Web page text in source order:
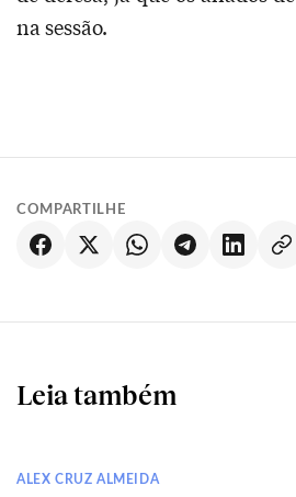
na sessão.
COMPARTILHE
Leia também
ALEX CRUZ ALMEIDA